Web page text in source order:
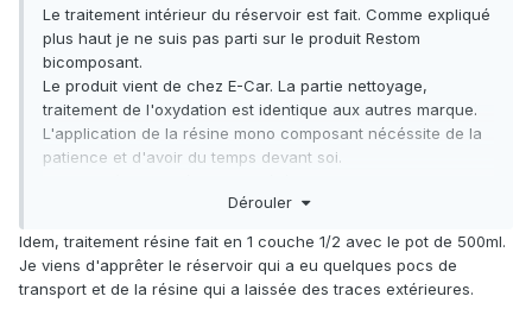
Le traitement intérieur du réservoir est fait. Comme expliqué
plus haut je ne suis pas parti sur le produit Restom
bicomposant.
Le produit vient de chez E-Car. La partie nettoyage,
traitement de l'oxydation est identique aux autres marque.
L'application de la résine mono composant nécéssite de la
patience et d'avoir du temps devant soi.
Le produit Restom, moins fluide que celui-ci est plus facile a
Et peut même être déposé en sur épaisseur.
Là , il est liquide comme de l'eau . Donc pas de souci pour
en mettre partout, mais difficile de faire une couche
Dérouler
Idem, traitement résine fait en 1 couche 1/2 avec le pot de 500ml.
Je viens d'apprêter le réservoir qui a eu quelques pocs de
transport et de la résine qui a laissée des traces extérieures.